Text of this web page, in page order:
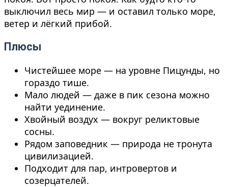
выключил весь мир — и оставил только море,
ветер и лёгкий прибой.
Плюсы
Чистейшее море — на уровне Пицунды, но
гораздо тише.
Мало людей — даже в пик сезона можно
найти уединение.
Хвойный воздух — вокруг реликтовые
сосны.
Рядом заповедник — природа не тронута
цивилизацией.
Подходит для пар, интровертов и
созерцателей.